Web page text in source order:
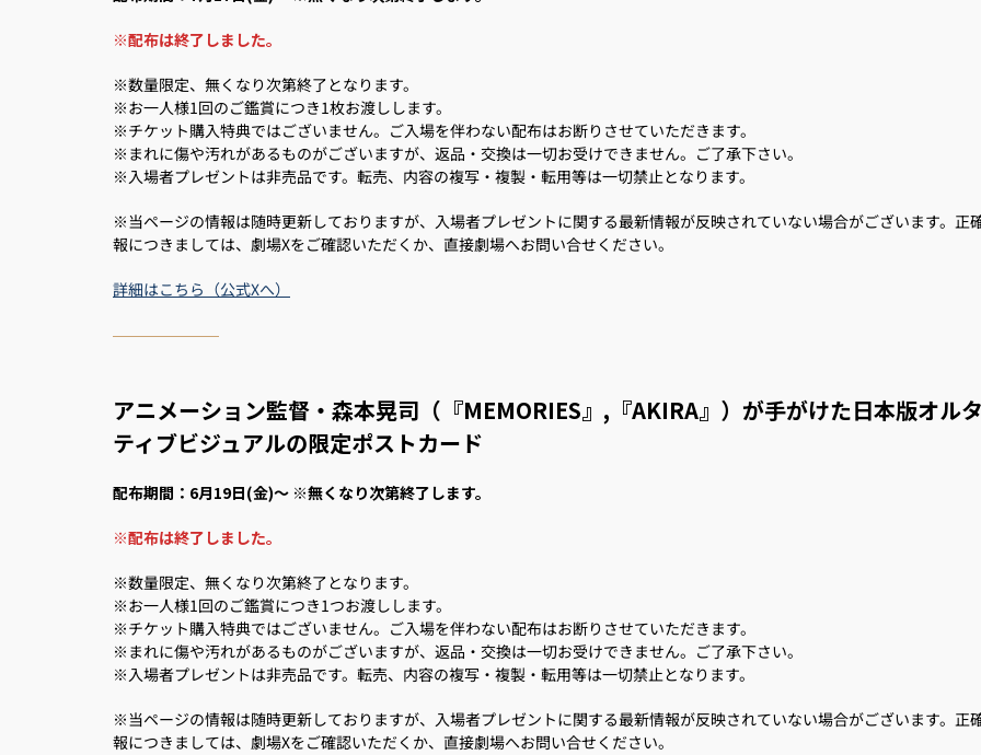
※配布は終了しました。
※数量限定、無くなり次第終了となります。
※お一人様1回のご鑑賞につき1枚お渡しします。
※チケット購入特典ではございません。ご入場を伴わない配布はお断りさせていただきます。
※まれに傷や汚れがあるものがございますが、返品・交換は一切お受けできません。ご了承下さい。
※入場者プレゼントは非売品です。転売、内容の複写・複製・転用等は一切禁止となります。
※当ページの情報は随時更新しておりますが、入場者プレゼントに関する最新情報が反映されていない場合がございます。正
報につきましては、劇場Xをご確認いただくか、直接劇場へお問い合せください。
詳細はこちら（公式Xへ）
アニメーション監督・森本晃司（『MEMORIES』,『AKIRA』）が手がけた日本版オル
ティブビジュアルの限定ポストカード
配布期間： 6月19日(金)～ ※無くなり次第終了します。
※配布は終了しました。
※数量限定、無くなり次第終了となります。
※お一人様1回のご鑑賞につき1つお渡しします。
※チケット購入特典ではございません。ご入場を伴わない配布はお断りさせていただきます。
※まれに傷や汚れがあるものがございますが、返品・交換は一切お受けできません。ご了承下さい。
※入場者プレゼントは非売品です。転売、内容の複写・複製・転用等は一切禁止となります。
※当ページの情報は随時更新しておりますが、入場者プレゼントに関する最新情報が反映されていない場合がございます。正
報につきましては、劇場Xをご確認いただくか、直接劇場へお問い合せください。